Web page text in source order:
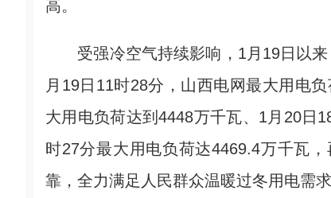
高。
受强冷空气持续影响，1月19日以来
月19日11时28分，山西电网最大用电
大用电负荷达到4448万千瓦、1月20日
时27分最大用电负荷达4469.4万千瓦
靠，全力满足人民群众温暖过冬用电需求